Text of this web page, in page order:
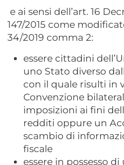
e ai sensi dell’art. 16
147/2015 come
34/2019 comma 2:
essere cittadini
uno Stato diverso
con il quale risulti in
Convenzione
imposizioni ai fini
redditi oppure un
scambio di
fiscale
essere in possesso